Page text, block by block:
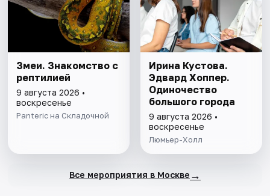
Змеи. Знакомство с
рептилией
9 августа 2026 •
воскресенье
Panteric на Складочной
Ирина Кустова.
Эдвард Хоппер.
Одиночество
большого города
9 августа 2026 •
воскресенье
Люмьер-Холл
Все мероприятия в Москве →